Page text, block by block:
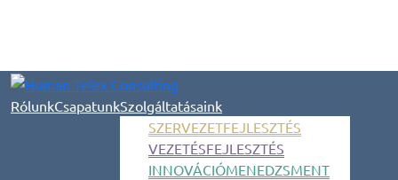
RólunkCsapatunkSzolgáltatásaink
SZERVEZETFEJLESZTÉS
VEZETÉSFEJLESZTÉS
INNOVÁCIÓMENEDZSMENT